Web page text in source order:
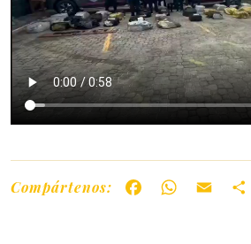
Compártenos: FacebookWhatsApp